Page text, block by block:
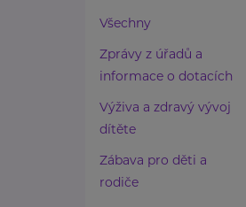
Všechny
Zprávy z úřadů a
informace o dotacích
Výživa a zdravý vývoj
dítěte
Zábava pro děti a
rodiče